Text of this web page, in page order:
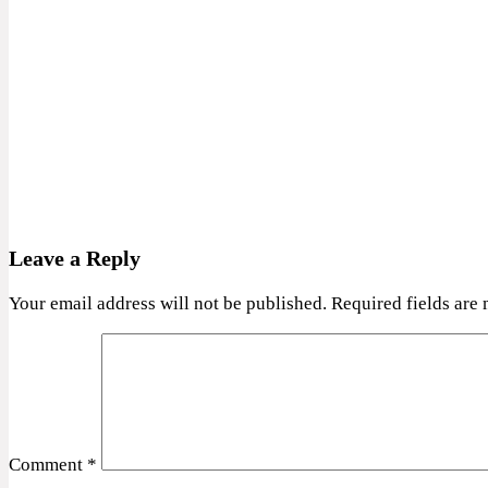
Leave a Reply
Your email address will not be published. Required fields are
Comment *